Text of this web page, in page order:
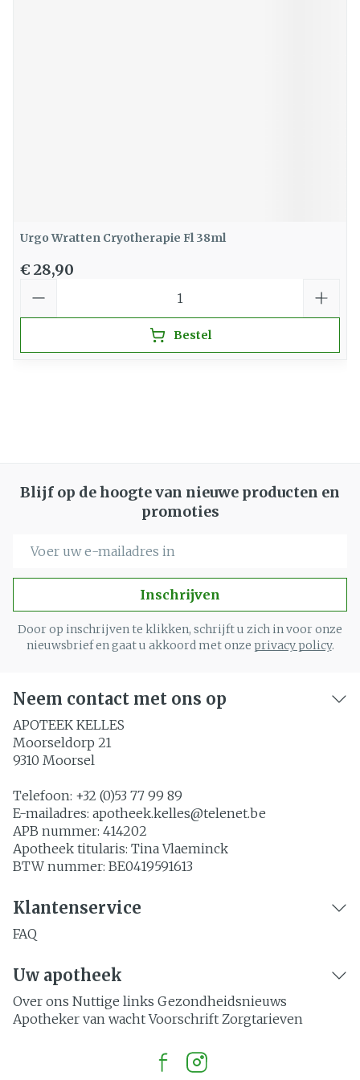
Urgo Wratten Cryotherapie Fl 38ml
€ 28,90
Bestel
Blijf op de hoogte van nieuwe producten en
promoties
Inschrijven
Door op inschrijven te klikken, schrijft u zich in voor onze
nieuwsbrief en gaat u akkoord met onze privacy policy.
Neem contact met ons op
APOTEEK KELLES
Moorseldorp 21
9310 Moorsel
Telefoon: +32 (0)53 77 99 89
E-mailadres: apotheek.kelles@telenet.be
APB nummer: 414202
Apotheek titularis: Tina Vlaeminck
BTW nummer: BE0419591613
Klantenservice
FAQ
Uw apotheek
Over ons Nuttige links Gezondheidsnieuws
Apotheker van wacht Voorschrift Zorgtarieven